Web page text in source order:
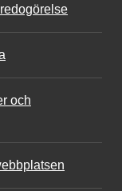
och